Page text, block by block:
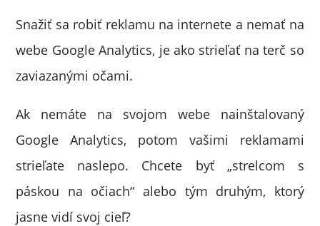
Snažiť sa robiť reklamu na internete a nemať na
webe Google Analytics, je ako strieľať na terč so
zaviazanými očami.
Ak nemáte na svojom webe nainštalovaný
Google Analytics, potom vašimi reklamami
strieľate naslepo. Chcete byť „strelcom s
páskou na očiach“ alebo tým druhým, ktorý
jasne vidí svoj cieľ?